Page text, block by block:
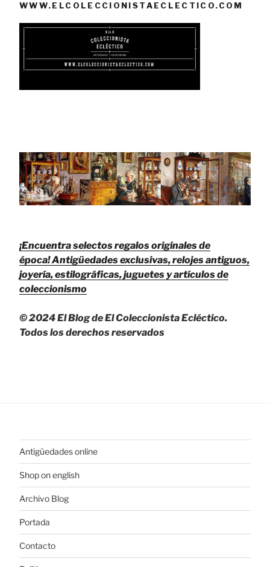
WWW.ELCOLECCIONISTAECLECTICO.COM
¡Encuentra selectos regalos originales de
época!Antigüedades exclusivas, relojes antiguos,
joyería, estilográficas, juguetes y artículos de
coleccionismo
© 2024 El Blog de El Coleccionista Ecléctico.
Todos los derechos reservados
Antigüedades online
Shop on english
Archivo Blog
Portada
Contacto